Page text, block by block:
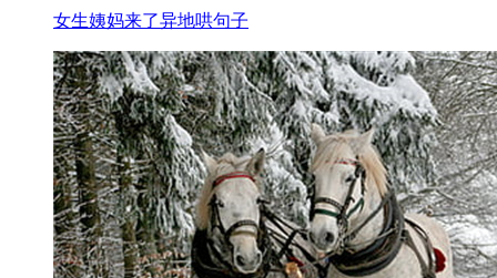
女生姨妈来了异地哄句子